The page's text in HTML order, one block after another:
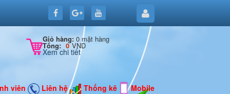
Giỏ hàng: 0 mặt hàng
Tổng: 0 VND
Xem chi tiết
viên Liên hệ Thống kê Mobile